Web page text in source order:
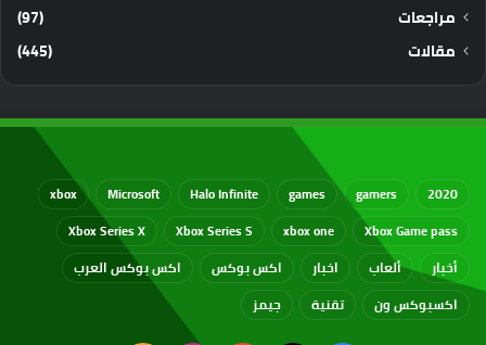
مراجعات
(97)
مقالات
(445)
2020
gamers
games
Halo Infinite
Microsoft
xbox
Xbox Game pass
xbox one
Xbox Series S
Xbox Series X
أخبار
ألعاب اخبار اكس بوكس
اكس بوكس العرب
اكسبوكس ون
تقنية جيمز